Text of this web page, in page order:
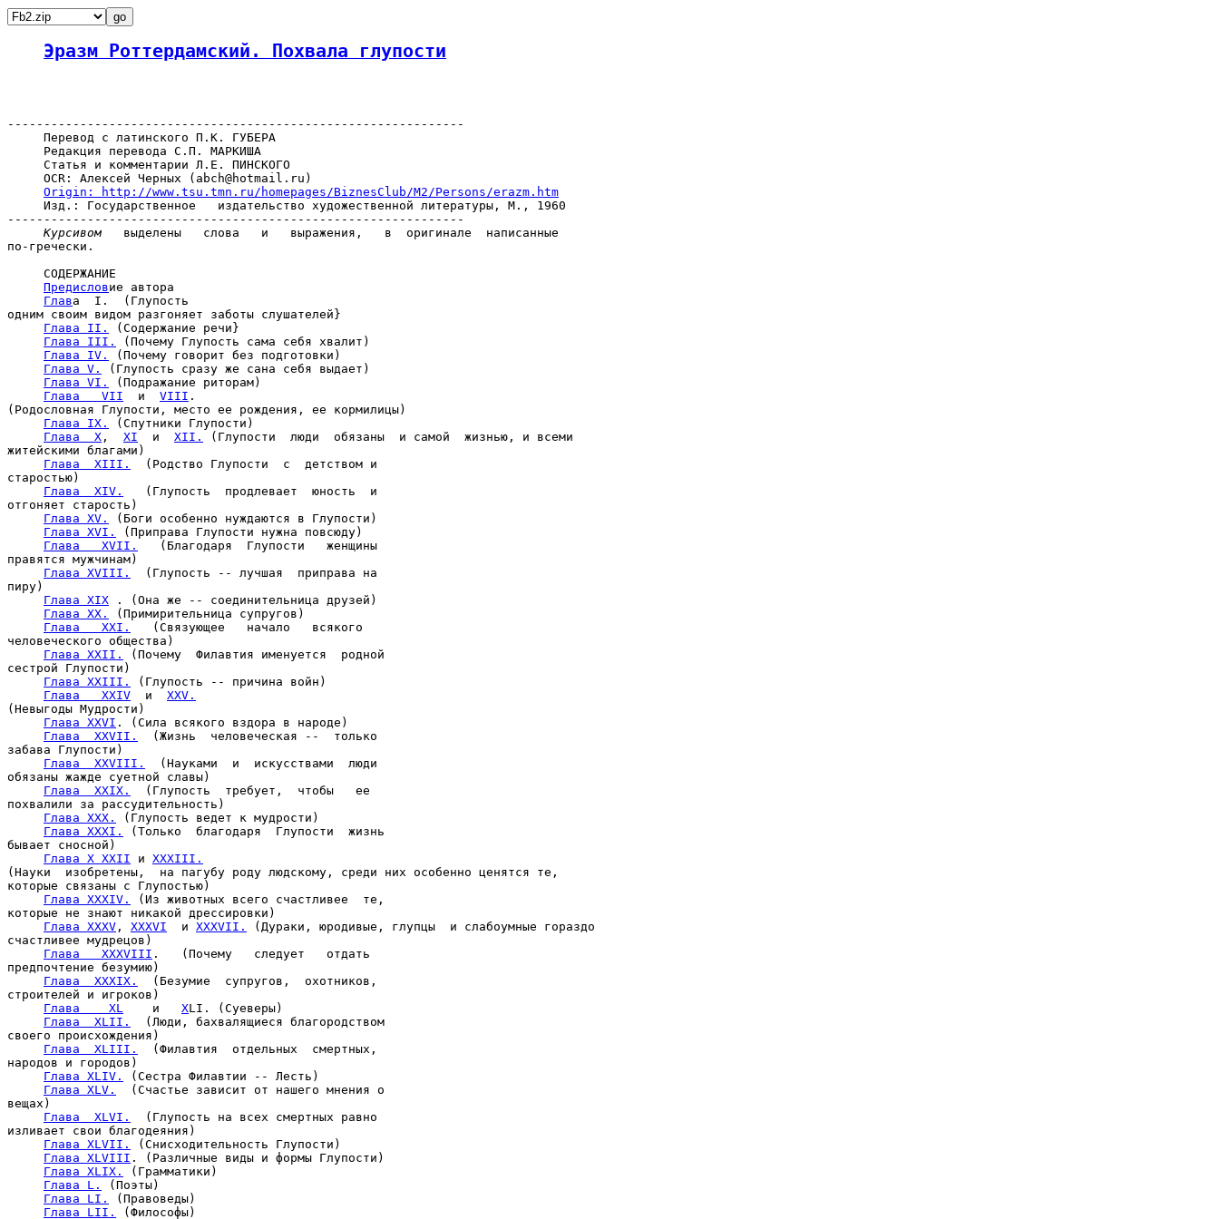
Эразм Роттердамский. Похвала глупости
---------------------------------------------------------------
     Перевод с латинского П.К. ГУБЕРА
     Редакция перевода С.П. МАРКИША
     Статья и комментарии Л.Е. ПИНСКОГО
     OCR: Алексей Черных (abch@hotmail.ru)
Origin: http://www.tsu.tmn.ru/homepages/BiznesClub/M2/Persons/erazm.htm
     Изд.: Государственное   издательство художественной литературы, М., 1960
---------------------------------------------------------------
Курсивом
   выделены   слова   и   выражения,   в  оригинале  написанные
по-гречески.
     СОДЕРЖАНИЕ
Предисловие автора
Глава
  I.  (Глупость
одним своим видом разгоняет заботы слушателей}
Глава II.
(Содержание речи}
Глава III.
(Почему Глупость сама себя хвалит)
Глава IV.
(Почему говорит без подготовки)
Глава V.
(Глупость сразу же сана себя выдает)
Глава VI.
(Подражание риторам)
Глава   VII
  и
VIII .
(Родословная Глупости, место ее рождения, ее кормилицы)
Глава IX.
(Спутники Глупости)
Глава  X , XI
  и
XII.
(Глупости  люди  обязаны  и самой  жизнью, и всеми
житейскими благами)
Глава  XIII.
  (Родство Глупости  с  детством и
старостью)
Глава  XIV.
   (Глупость  продлевает  юность  и
отгоняет старость)
Глава XV.
(Боги особенно нуждаются в Глупости)
Глава XVI.
(Приправа Глупости нужна повсюду)
Глава   XVII.
   (Благодаря  Глупости   женщины
правятся мужчинам)
Глава XVIII.
  (Глупость -- лучшая  приправа на
пиру)
Глава XIX . (Она же -- соединительница друзей)
Глава XX.
(Примирительница супругов)
Глава   XXI.
   (Связующее   начало   всякого
человеческого общества)
Глава XXII.
(Почему  Филавтия именуется  родной
сестрой Глупости)
Глава XXIII.
(Глупость -- причина войн)
Глава   XXIV
  и
XXV.
(Невыгоды Мудрости)
Глава XXVI . (Сила всякого вздора в народе)
Глава  XXVII.
  (Жизнь  человеческая --  только
забава Глупости)
Глава  XXVIII.
  (Науками  и  искусствами  люди
обязаны жажде суетной славы)
Глава  XXIX.
  (Глупость  требует,  чтобы   ее
похвалили за рассудительность)
Глава XXX.
(Глупость ведет к мудрости)
Глава XXXI.
(Только  благодаря  Глупости  жизнь
бывает сносной)
Глава X XXII и XXXIII.
(Науки  изобретены,  на пагубу роду людскому, среди них особенно ценятся те,
которые связаны с Глупостью)
Глава XXXIV.
(Из животных всего счастливее  те,
которые не знают никакой дрессировки)
Глава XXXV , XXXVI
  и
XXXVII.
(Дураки, юродивые, глупцы  и слабоумные гораздо
счастливее мудрецов)
Глава   XXXVIII .   (Почему   следует   отдать
предпочтение безумию)
Глава  XXXIX.
  (Безумие  супругов,  охотников,
строителей и игроков)
Глава    XL
    и
XLI. (Суеверы)
Глава  XLII.
  (Люди, бахвалящиеся благородством
своего происхождения)
Глава  XLIII.
  (Филавтия  отдельных  смертных,
народов и городов)
Глава XLIV.
(Сестра Филавтии -- Лесть)
Глава XLV.
  (Счастье зависит от нашего мнения о
вещах)
Глава  XLVI.
  (Глупость на всех смертных равно
изливает свои благодеяния)
Глава XLVII.
(Снисходительность Глупости)
Глава XLVIII . (Различные виды и формы Глупости)
Глава XLIX.
(Грамматики)
Глава L.
(Поэты)
Глава LI.
(Правоведы)
Глава LII.
(Философы)